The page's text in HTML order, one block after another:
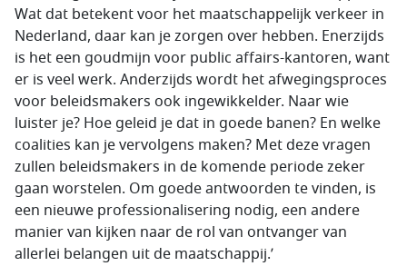
Wat dat betekent voor het maatschappelijk verkeer in
Nederland, daar kan je zorgen over hebben. Enerzijds
is het een goudmijn voor public affairs-kantoren, want
er is veel werk. Anderzijds wordt het afwegingsproces
voor beleidsmakers ook ingewikkelder. Naar wie
luister je? Hoe geleid je dat in goede banen? En welke
coalities kan je vervolgens maken? Met deze vragen
zullen beleidsmakers in de komende periode zeker
gaan worstelen. Om goede antwoorden te vinden, is
een nieuwe professionalisering nodig, een andere
manier van kijken naar de rol van ontvanger van
allerlei belangen uit de maatschappij.’